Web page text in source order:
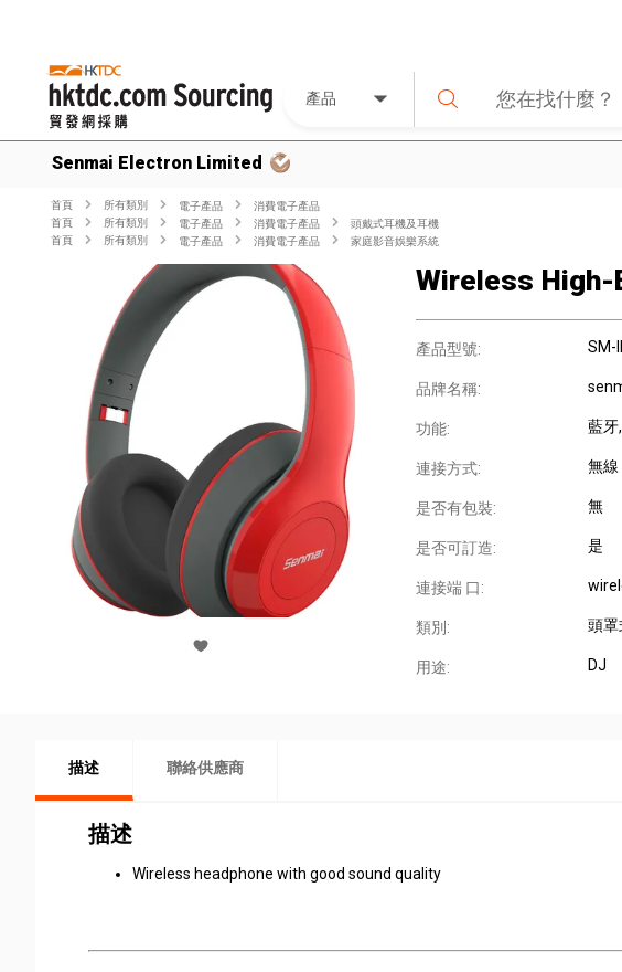
產品
Senmai Electron Limited
首頁 所有類別 電子產品
消費電子產品
首頁
所有類別 電子產品 消費電子產品
頭戴式耳機及耳機
首頁
所有類別 電子產品 消費電子產品 家庭影音娛樂系統
Wireless High-
產品型號: SM-
品牌名稱:
功能: 藍牙
連接方式: 無線
是否有包裝: 無
是否可訂造: 是
連接端 口:
類別: 頭
用途: DJ
描述 聯絡供應商
描述
Wireless headphone with good sound quality